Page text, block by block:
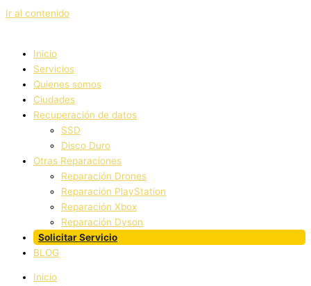
Ir al contenido
Inicio
Servicios
Quienes somos
Ciudades
Recuperación de datos
SSD
Disco Duro
Otras Reparaciones
Reparación Drones
Reparación PlayStation
Reparación Xbox
Reparación Dyson
Solicitar Servicio
BLOG
Inicio